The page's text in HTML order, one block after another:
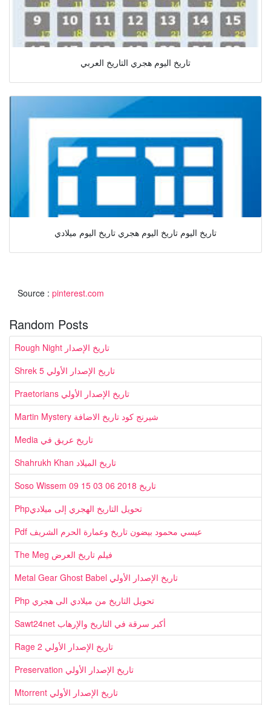
تاريخ اليوم هجري التاريخ العربي
تاريخ اليوم تاريخ اليوم هجري تاريخ اليوم ميلادي
Source : pinterest.com
Random Posts
Rough Night تاريخ الإصدار
Shrek 5 تاريخ الإصدار الأولي
Praetorians تاريخ الإصدار الأولي
Martin Mystery شيرنج كود تاريخ الاضافة
Media تاريخ عريق في
Shahrukh Khan تاريخ الميلاد
Soso Wissem تاريخ 2018 06 03 15 09
Phpتحويل التاريخ الهجري إلى ميلادي
Pdf عيسي محمود بيضون تاريخ وعمارة الحرم الشريف
The Meg فيلم تاريخ العرض
Metal Gear Ghost Babel تاريخ الإصدار الأولي
Php تحويل التاريخ من ميلادي الى هجري
Sawt24net أكبر سرقة في التاريخ والإرهاب
Rage 2 تاريخ الإصدار الأولي
Preservation تاريخ الإصدار الأولي
Mtorrent تاريخ الإصدار الأولي